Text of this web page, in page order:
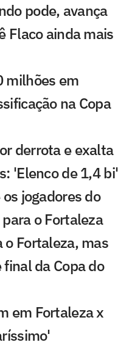
pode, avança
Flaco ainda mais
milhões em
na Copa
derrota e exalta
'Elenco de 1,4 bi'
jogadores do
o Fortaleza
Fortaleza, mas
da Copa do
em Fortaleza x